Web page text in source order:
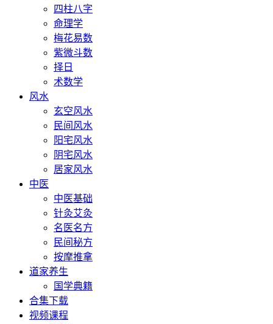
四柱八字
命理学
梅花易数
紫微斗数
择日
术数学
风水
玄空风水
民间风水
阳宅风水
阴宅风水
居家风水
中医
中医基础
针灸艾灸
名医名方
民间秘方
按摩推拿
道家养生
国学典籍
合集下载
视频课程